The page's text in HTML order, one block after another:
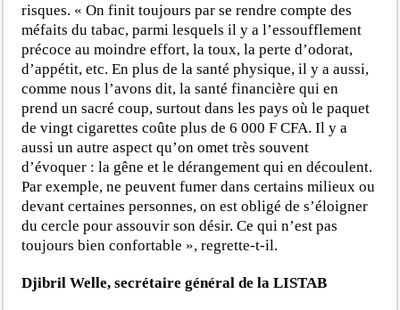
risques. « On finit toujours par se rendre compte des
méfaits du tabac, parmi lesquels il y a l’essoufflement
précoce au moindre effort, la toux, la perte d’odorat,
d’appétit, etc. En plus de la santé physique, il y a aussi,
comme nous l’avons dit, la santé financière qui en
prend un sacré coup, surtout dans les pays où le paquet
de vingt cigarettes coûte plus de 6 000 F CFA. Il y a
aussi un autre aspect qu’on omet très souvent
d’évoquer : la gêne et le dérangement qui en découlent.
Par exemple, ne peuvent fumer dans certains milieux ou
devant certaines personnes, on est obligé de s’éloigner
du cercle pour assouvir son désir. Ce qui n’est pas
toujours bien confortable », regrette-t-il.
Djibril Welle, secrétaire général de la LISTAB